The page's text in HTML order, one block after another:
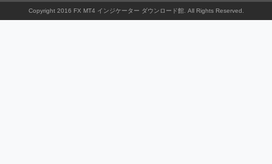
Copyright 2016 FX MT4 インジケーター ダウンロード館. All Rights Reserved.